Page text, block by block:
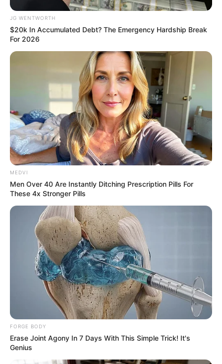
แจกตาราง สีมงคลตามราศี 2569 ประจำ
เดือนสิงหาคม โดย อ.รักษ์ เลขเด็ด
ดูดวงรายวัน ดูเพิ่มเติม
ดูดวงรายวัน
อยากเฮงมาทางนี้ ! อ.บุญลาด แนะ เคล็ด
ลับเสริมดวงวันที่ 1 พ.ค. 69
ดูดวงรายวัน
อ.รักษ์เลขเด็ด งวด 1 – 15 ก.ค. 68
รางวัลใหญ่ใกล้ฉัน จะเป็นของใคร ?
JG WENTWORTH
$20k In Accumulated Debt? The Emergency Hardship Break
For 2026
MEDVI
Men Over 40 Are Instantly Ditching Prescription Pills For
These 4x Stronger Pills
FORGE BODY
Erase Joint Agony In 7 Days With This Simple Trick! It's
Genius